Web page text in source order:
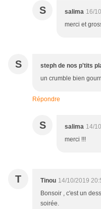
S salima 16/
merci et
S steph de nos p'tits
un crumble bien
Répondre
S salima 14/
merci !!!
T Tinou 14/10/2019
Bonsoir , c'est un
soirée.